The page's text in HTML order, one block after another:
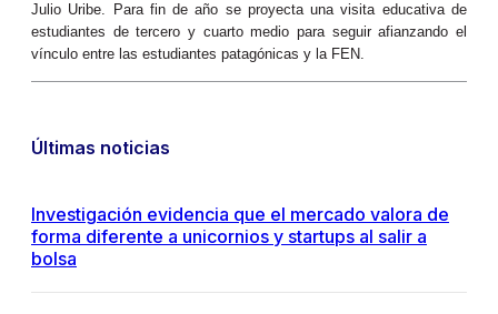
Julio Uribe. Para fin de año se proyecta una visita educativa de
estudiantes de tercero y cuarto medio para seguir afianzando el
vínculo entre las estudiantes patagónicas y la FEN.
Últimas noticias
Investigación evidencia que el mercado valora de
forma diferente a unicornios y startups al salir a
bolsa